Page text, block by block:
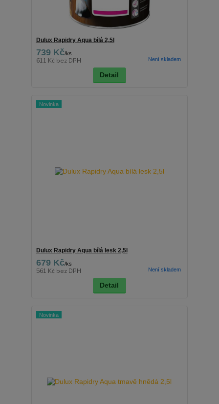
Dulux Rapidry Aqua bílá 2,5l
739 Kč/ks
611 Kč bez DPH Není skladem
Detail
Novinka
Dulux Rapidry Aqua bílá lesk 2,5l
679 Kč/ks
561 Kč bez DPH Není skladem
Detail
Novinka